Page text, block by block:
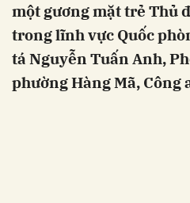
một gương mặt trẻ Thủ
trong lĩnh vực Quốc
tá Nguyễn Tuấn Anh,
phường Hàng Mã, Công